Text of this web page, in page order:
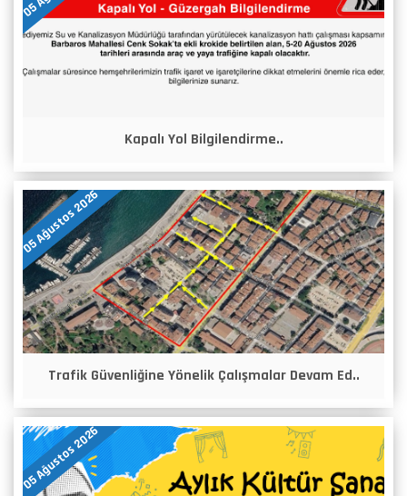
Kapalı Yol Bilgilendirme..
05 Ağustos 2026
Trafik Güvenliğine Yönelik Çalışmalar Devam Ed..
05 Ağustos 2026